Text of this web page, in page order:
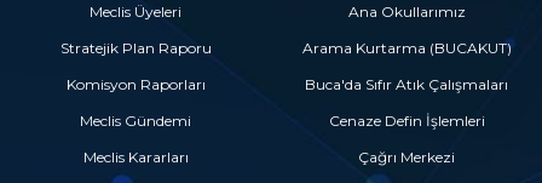
Meclis Üyeleri
Stratejik Plan Raporu
Komisyon Raporları
Meclis Gündemi
Meclis Kararları
Ana Okullarımız
Arama Kurtarma (BUCAKUT)
Buca'da Sıfır Atık Çalışmaları
Cenaze Defin İşlemleri
Çağrı Merkezi